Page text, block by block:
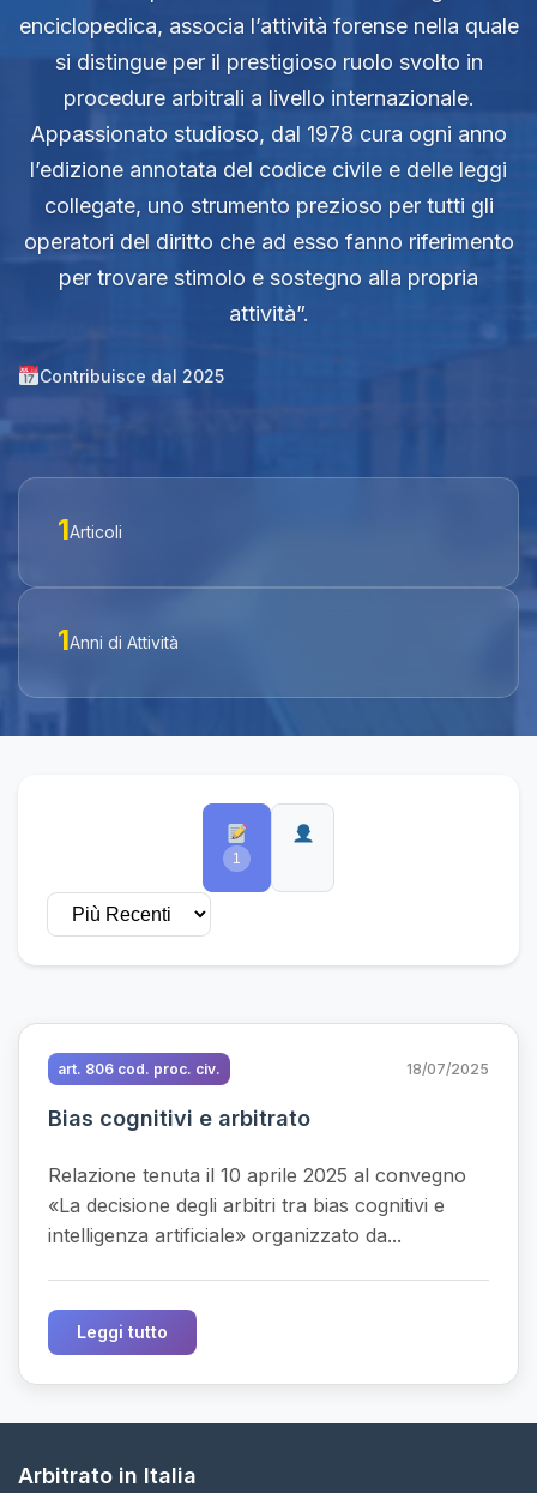
enciclopedica, associa l’attività forense nella quale
si distingue per il prestigioso ruolo svolto in
procedure arbitrali a livello internazionale.
Appassionato studioso, dal 1978 cura ogni anno
l’edizione annotata del codice civile e delle leggi
collegate, uno strumento prezioso per tutti gli
operatori del diritto che ad esso fanno riferimento
per trovare stimolo e sostegno alla propria
attività”.
Contribuisce dal 2025
1Articoli
1Anni di Attività
1
art. 806 cod. proc. civ. 18/07/2025
Bias cognitivi e arbitrato
Relazione tenuta il 10 aprile 2025 al convegno
«La decisione degli arbitri tra bias cognitivi e
intelligenza artificiale» organizzato da...
Leggi tutto
Arbitrato in Italia